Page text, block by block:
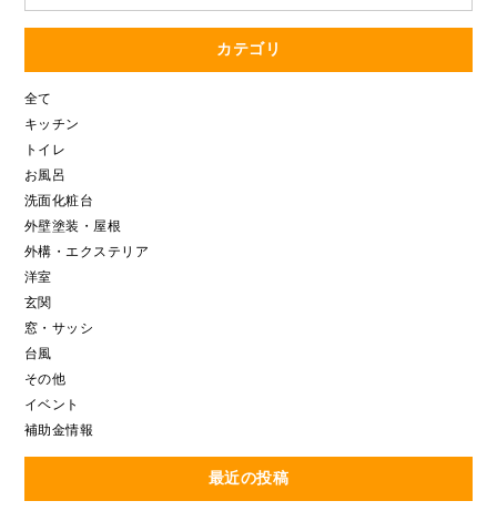
カテゴリ
全て
キッチン
トイレ
お風呂
洗面化粧台
外壁塗装・屋根
外構・エクステリア
洋室
玄関
窓・サッシ
台風
その他
イベント
補助金情報
最近の投稿